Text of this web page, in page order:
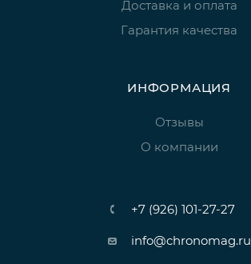
Доставка и оплата
Гарантия качества
ИНФОРМАЦИЯ
Отзывы
О компании
+7 (926) 101-27-27
info@chronomag.ru